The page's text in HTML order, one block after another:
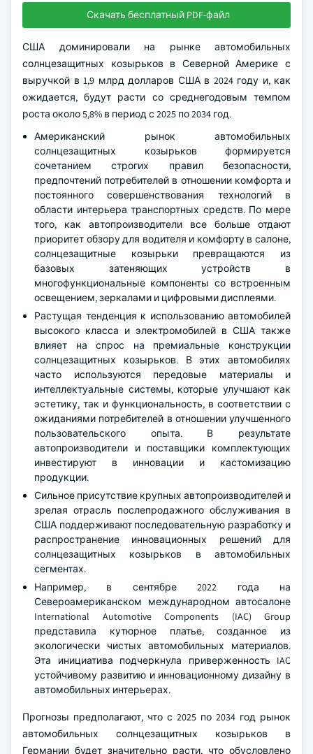
Скачать бесплатный PDF-файл
США доминировали на рынке автомобильных
солнцезащитных козырьков в Северной Америке с
выручкой в 1,9 млрд долларов США в 2024 году и, как
ожидается, будут расти со среднегодовым темпом
роста около 5,8% в период с 2025 по 2034 год.
Американский рынок автомобильных
солнцезащитных козырьков формируется
сочетанием строгих правил безопасности,
предпочтений потребителей в отношении комфорта и
постоянного совершенствования технологий в
области интерьера транспортных средств. По мере
того, как автопроизводители все больше отдают
приоритет обзору для водителя и комфорту в салоне,
солнцезащитные козырьки превращаются из
базовых затеняющих устройств в
многофункциональные компоненты со встроенным
освещением, зеркалами и цифровыми дисплеями.
Растущая тенденция к использованию автомобилей
высокого класса и электромобилей в США также
влияет на спрос на премиальные конструкции
солнцезащитных козырьков. В этих автомобилях
часто используются передовые материалы и
интеллектуальные системы, которые улучшают как
эстетику, так и функциональность, в соответствии с
ожиданиями потребителей в отношении улучшенного
пользовательского опыта. В результате
автопроизводители и поставщики комплектующих
инвестируют в инновации и кастомизацию
продукции.
Сильное присутствие крупных автопроизводителей и
зрелая отрасль послепродажного обслуживания в
США поддерживают последовательную разработку и
распространение инновационных решений для
солнцезащитных козырьков в автомобильных
сегментах.
Например, в сентябре 2022 года на
Североамериканском международном автосалоне
International Automotive Components (IAC) Group
представила кутюрное платье, созданное из
экологически чистых автомобильных материалов.
Эта инициатива подчеркнула приверженность IAC
устойчивому развитию и инновационному дизайну в
автомобильных интерьерах.
Прогнозы предполагают, что с 2025 по 2034 год рынок
автомобильных солнцезащитных козырьков в
Германии будет значительно расти, что обусловлено